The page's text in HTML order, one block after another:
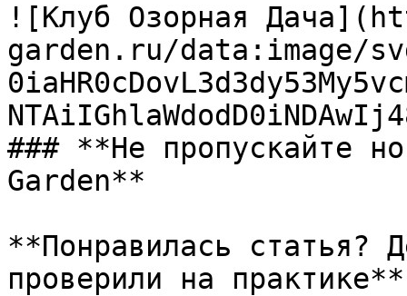
![Клуб Озорная
garden.ru/data:image/
### **Не пропускайте
Garden**
**Понравилась статья?
проверили на практике**